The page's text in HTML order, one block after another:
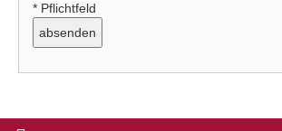
* Pflichtfeld